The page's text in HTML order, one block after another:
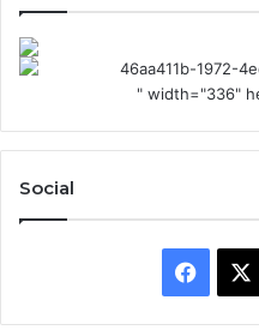
" width="336"
Social